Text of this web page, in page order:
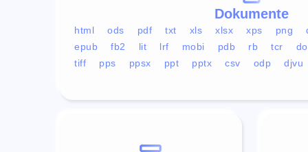
Dokumente
html ods pdf txt xls xlsx xps png
epub
fb2 lit lrf mobi pdb rb tcr
tiff
pps ppsx ppt pptx csv odp djvu